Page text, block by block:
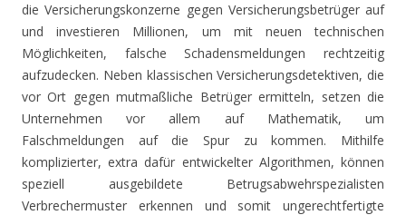
die Versicherungskonzerne gegen Versicherungsbetrüger auf
und investieren Millionen, um mit neuen technischen
Möglichkeiten, falsche Schadensmeldungen rechtzeitig
aufzudecken. Neben klassischen Versicherungsdetektiven, die
vor Ort gegen mutmaßliche Betrüger ermitteln, setzen die
Unternehmen vor allem auf Mathematik, um
Falschmeldungen auf die Spur zu kommen. Mithilfe
komplizierter, extra dafür entwickelter Algorithmen, können
speziell ausgebildete Betrugsabwehrspezialisten
Verbrechermuster erkennen und somit ungerechtfertigte